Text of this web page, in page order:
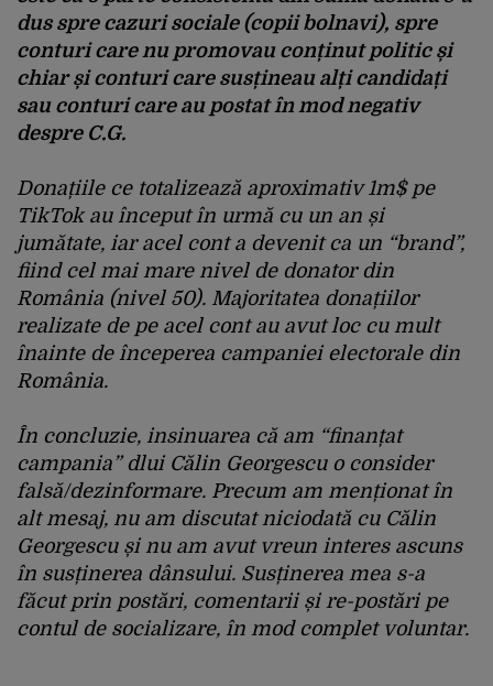
dus spre cazuri sociale (copii bolnavi), spre
conturi care nu promovau conținut politic și
chiar și conturi care susțineau alți candidați
sau conturi care au postat în mod negativ
despre C.G.
Donațiile ce totalizează aproximativ 1m$ pe
TikTok au început în urmă cu un an și
jumătate, iar acel cont a devenit ca un “brand”,
fiind cel mai mare nivel de donator din
România (nivel 50). Majoritatea donațiilor
realizate de pe acel cont au avut loc cu mult
înainte de începerea campaniei electorale din
România.
În concluzie, insinuarea că am “finanțat
campania” dlui Călin Georgescu o consider
falsă/dezinformare. Precum am menționat în
alt mesaj, nu am discutat niciodată cu Călin
Georgescu și nu am avut vreun interes ascuns
în susținerea dânsului. Susținerea mea s-a
făcut prin postări, comentarii și re-postări pe
contul de socializare, în mod complet voluntar.